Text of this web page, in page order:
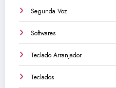
Segunda Voz
Softwares
Teclado Arranjador
Teclados